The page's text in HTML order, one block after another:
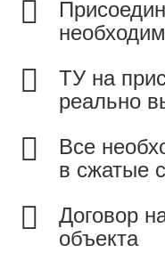
ТУ на
реально
Все
в сжатые
Договор
объекта